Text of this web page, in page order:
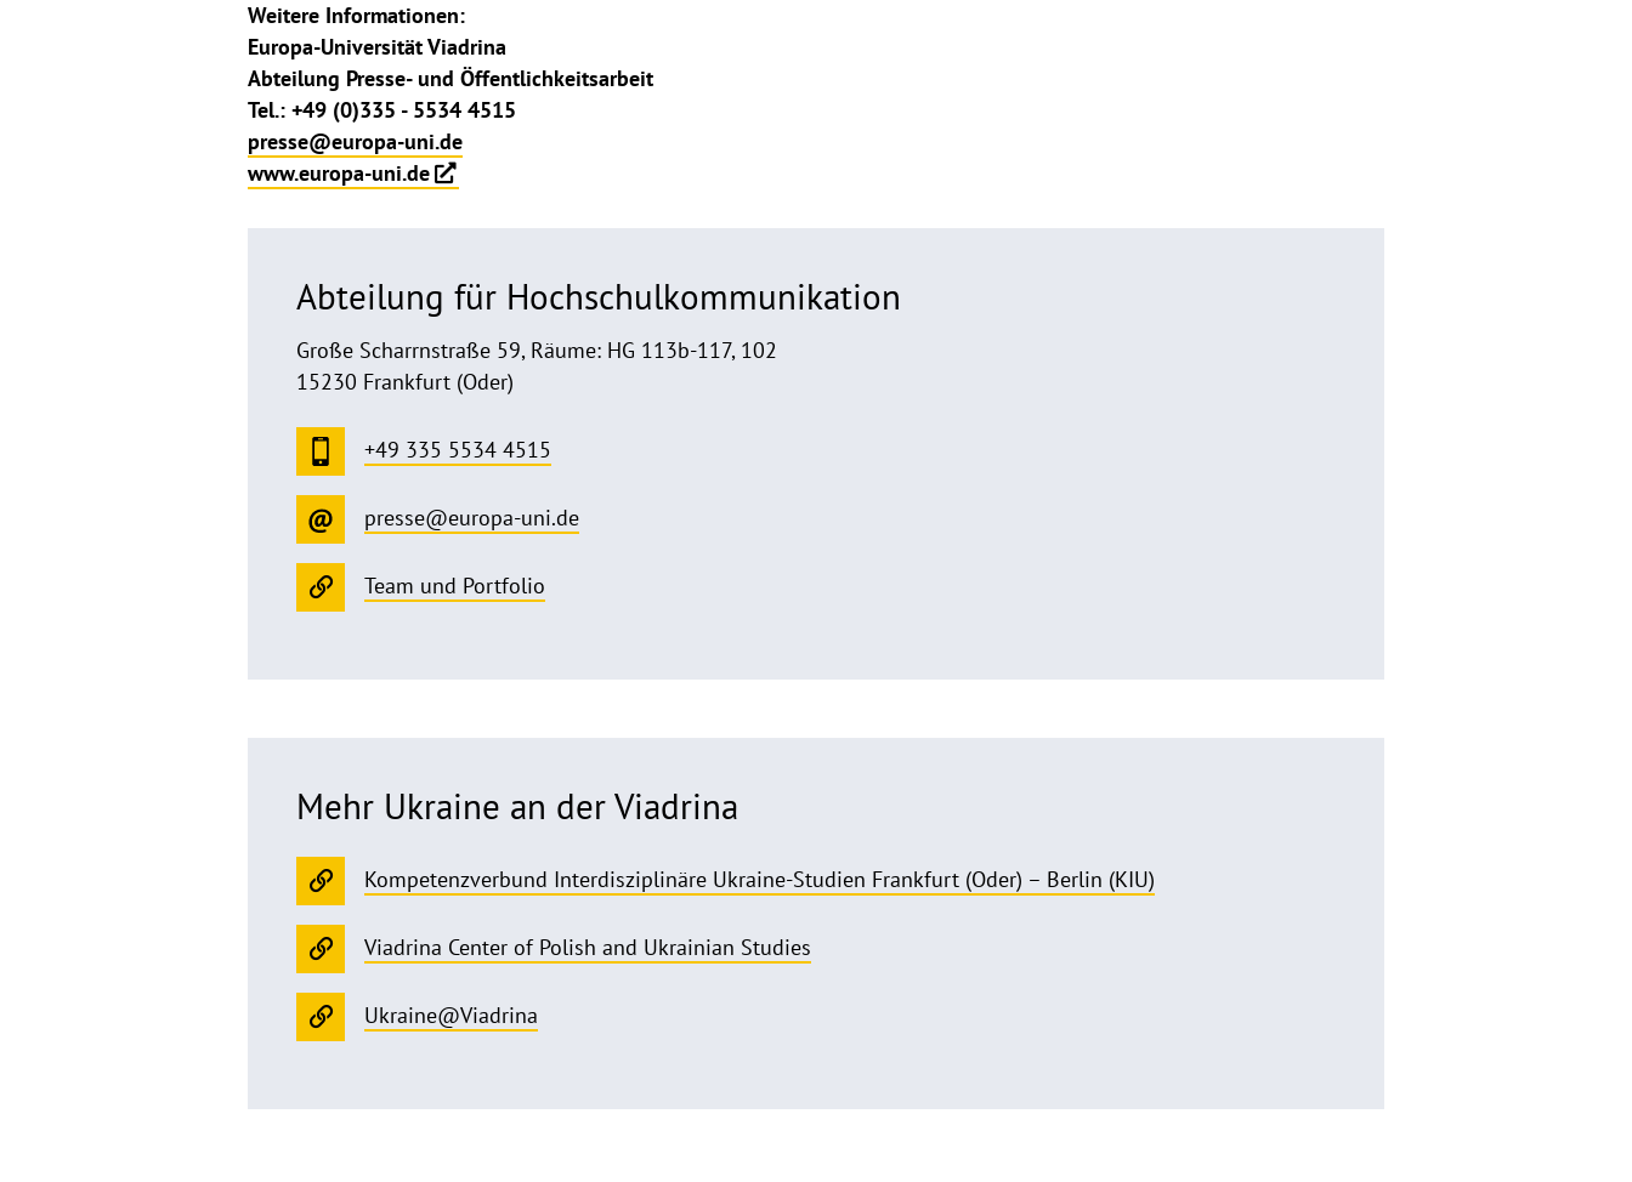
Weitere Informationen:
Europa-Universität Viadrina
Abteilung Presse- und Öffentlichkeitsarbeit
Tel.: +49 (0)335 - 5534 4515
presse@europa-uni.de
www.europa-uni.de
Abteilung für Hochschulkommunikation
Große Scharrnstraße 59, Räume: HG 113b-117, 102
15230 Frankfurt (Oder)
+49 335 5534 4515
presse@europa-uni.de
Team und Portfolio
Mehr Ukraine an der Viadrina
Kompetenzverbund Interdisziplinäre Ukraine-Studien Frankfurt (Oder) – Berlin (KIU)
Viadrina Center of Polish and Ukrainian Studies
Ukraine@Viadrina